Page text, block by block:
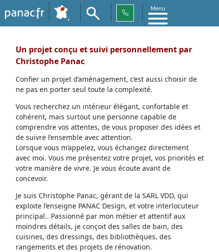
Menu
Un projet conçu et suivi personnellement par
Christophe Panac
Confier un projet d’aménagement, c’est aussi choisir de
ne pas en porter seul toute la complexité.
Vous recherchez un intérieur élégant, confortable et
cohérent, mais surtout une personne capable de
comprendre vos attentes, de vous proposer des idées et
de suivre l’ensemble avec attention.
Lorsque vous m’appelez, vous échangez directement
avec moi. Vous me présentez votre projet, vos priorités et
votre manière de vivre. Je vous écoute avant de
concevoir.
Je suis Christophe Panac, gérant de la SARL VDD, qui
exploite l’enseigne PANAC Design, et votre interlocuteur
principal.. Passionné par mon métier et attentif aux
moindres détails, je conçoit des salles de bain, des
cuisines, des dressings, des bibliothèques, des
rangements et des projets de rénovation.